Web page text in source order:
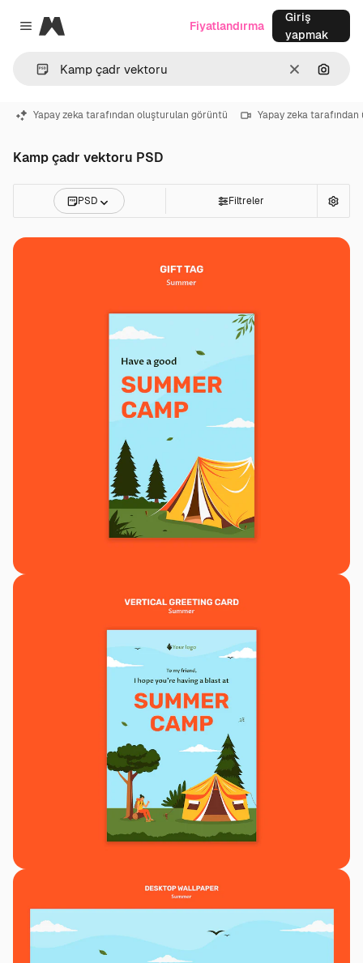
Close menu
Magnific
Temizlemek
Fiyatlandırma
Giriş
yapmak
Yapay zeka tarafından oluşturulan görüntü Yapay zeka
Kamp çadr vektoru PSD
PSD Filtreler